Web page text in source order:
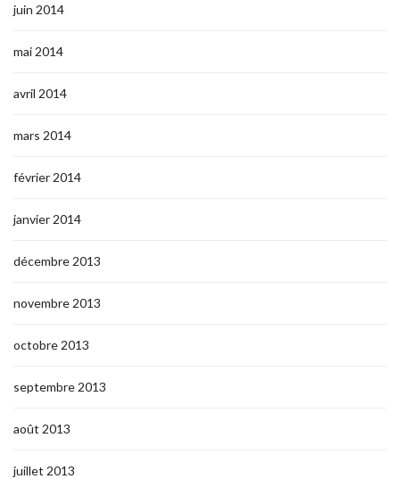
juin 2014
mai 2014
avril 2014
mars 2014
février 2014
janvier 2014
décembre 2013
novembre 2013
octobre 2013
septembre 2013
août 2013
juillet 2013